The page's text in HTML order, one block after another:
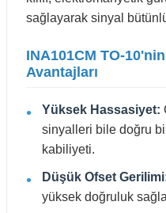
sağlayarak sinyal
INA101CM TO-
Avantajları
Yüksek Hassasiyet:
sinyalleri bile doğru
kabiliyeti.
Düşük Ofset
yüksek doğruluk